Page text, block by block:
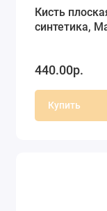
Кисть
синтетика,
440.00р.
Купить